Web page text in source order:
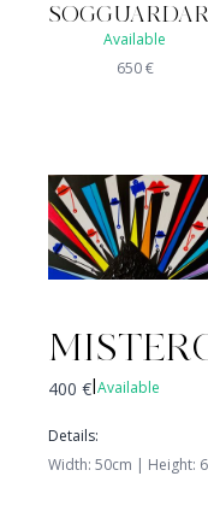
400 € Available
Details:
Width: 50cm | Height:
Available
650€
CELATO
Not available